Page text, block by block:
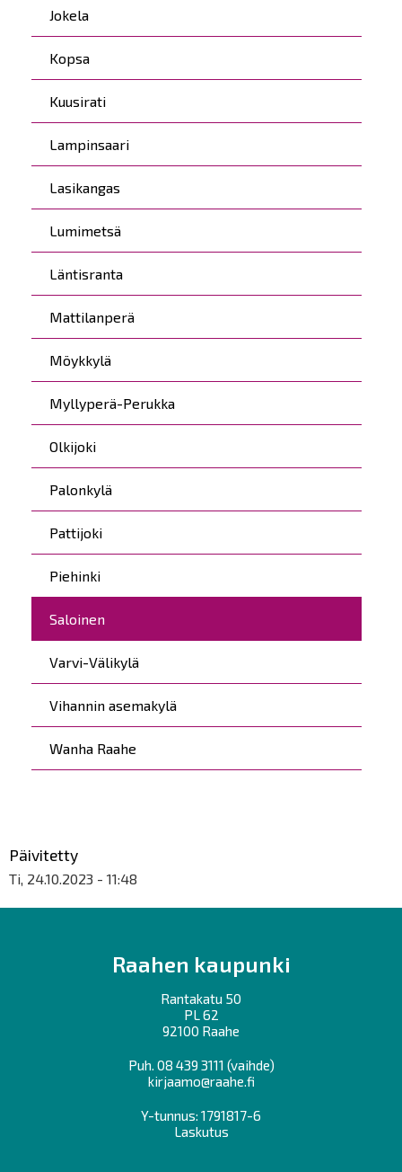
Jokela
Kopsa
Kuusirati
Lampinsaari
Lasikangas
Lumimetsä
Läntisranta
Mattilanperä
Möykkylä
Myllyperä-Perukka
Olkijoki
Palonkylä
Pattijoki
Piehinki
Saloinen
Varvi-Välikylä
Vihannin asemakylä
Wanha Raahe
Päivitetty
Ti, 24.10.2023 - 11:48
Raahen kaupunki
Rantakatu 50
PL 62
92100 Raahe
Puh. 08 439 3111 (vaihde)
kirjaamo@raahe.fi
Y-tunnus: 1791817-6
Laskutus